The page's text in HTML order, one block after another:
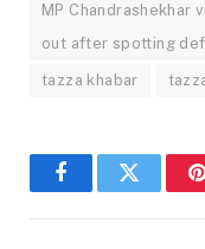
MP Chandrashekhar
out after spotting
tazza khabar
FacebookTwitter